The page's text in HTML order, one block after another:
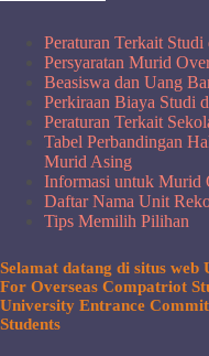
Peraturan Terkait
Persyaratan Murid
Beasiswa dan Uang
Perkiraan Biaya Studi
Peraturan Terkait
Tabel Perbandingan
Murid Asing
Informasi untuk Murid
Daftar Nama Unit
Tips Memilih Pilihan
Selamat datang di situs
For Overseas Compatriot
University Entrance
Students